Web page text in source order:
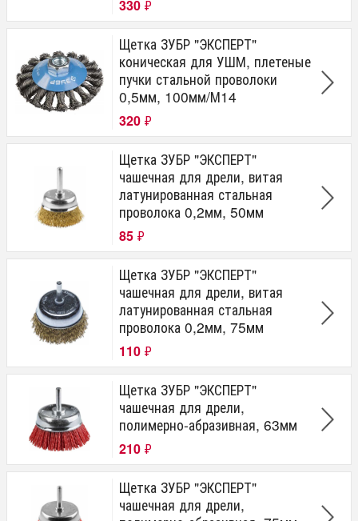
330 ₽
Щетка ЗУБР "ЭКСПЕРТ"
коническая для УШМ, плетеные
пучки стальной проволоки
0,5мм, 100мм/М14
320 ₽
Щетка ЗУБР "ЭКСПЕРТ"
чашечная для дрели, витая
латунированная стальная
проволока 0,2мм, 50мм
85 ₽
Щетка ЗУБР "ЭКСПЕРТ"
чашечная для дрели, витая
латунированная стальная
проволока 0,2мм, 75мм
110 ₽
Щетка ЗУБР "ЭКСПЕРТ"
чашечная для дрели,
полимерно-абразивная, 63мм
210 ₽
Щетка ЗУБР "ЭКСПЕРТ"
чашечная для дрели,